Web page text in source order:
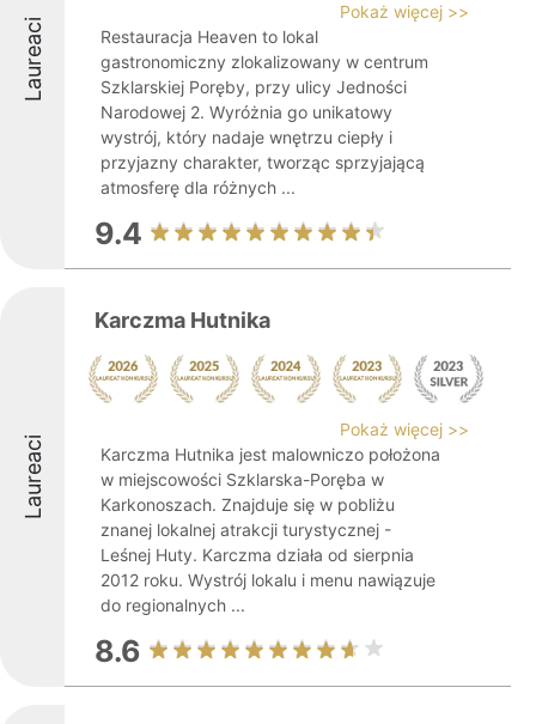
Laureaci
Pokaż więcej >>
Restauracja Heaven to lokal
gastronomiczny zlokalizowany w centrum
Szklarskiej Poręby, przy ulicy Jedności
Narodowej 2. Wyróżnia go unikatowy
wystrój, który nadaje wnętrzu ciepły i
przyjazny charakter, tworząc sprzyjającą
atmosferę dla różnych ...
9.4
Laureaci
Karczma Hutnika
Pokaż więcej >>
Karczma Hutnika jest malowniczo położona
w miejscowości Szklarska-Poręba w
Karkonoszach. Znajduje się w pobliżu
znanej lokalnej atrakcji turystycznej -
Leśnej Huty. Karczma działa od sierpnia
2012 roku. Wystrój lokalu i menu nawiązuje
do regionalnych ...
8.6